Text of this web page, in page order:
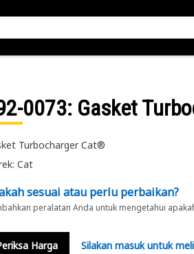
0073: Gasket
Turbocharger Cat®
Cat
sesuai atau perlu perbaikan?
peralatan Anda untuk mengetahui
Harga Silakan masuk untuk